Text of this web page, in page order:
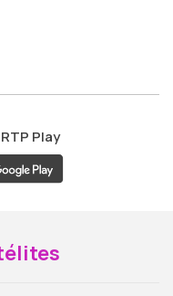
ao
RTP Play